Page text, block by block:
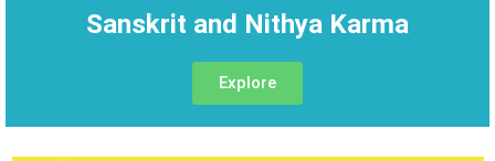
Sanskrit and Nithya Karma
Explore